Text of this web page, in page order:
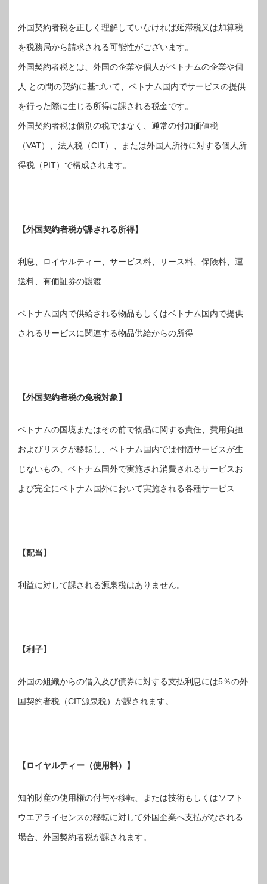
外国契約者税を正しく理解していなければ延滞税又は加算税
を税務局から請求される可能性がございます。
外国契約者税とは、外国の企業や個人がベトナムの企業や個
人 との間の契約に基づいて、ベトナム国内でサービスの提供
を行った際に生じる所得に課される税金です。
外国契約者税は個別の税ではなく、通常の付加価値税
（VAT）、法人税（CIT）、または外国人所得に対する個人所
得税（PIT）で構成されます。
【外国契約者税が課される所得】
利息、ロイヤルティー、サービス料、リース料、保険料、運
送料、有価証券の譲渡
ベトナム国内で供給される物品もしくはベトナム国内で提供
されるサービスに関連する物品供給からの所得
【外国契約者税の免税対象】
ベトナムの国境またはその前で物品に関する責任、費用負担
およびリスクが移転し、ベトナム国内では付随サービスが生
じないもの、ベトナム国外で実施され消費されるサービスお
よび完全にベトナム国外において実施される各種サービス
【配当】
利益に対して課される源泉税はありません。
【利子】
外国の組織からの借入及び債券に対する支払利息には5％の外
国契約者税（CIT源泉税）が課されます。
【ロイヤルティー（使用料）】
知的財産の使用権の付与や移転、または技術もしくはソフト
ウエアライセンスの移転に対して外国企業へ支払がなされる
場合、外国契約者税が課されます。